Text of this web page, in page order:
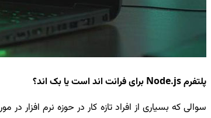
پلتفرم Node.js برای فرانت اند است یا بک اند؟